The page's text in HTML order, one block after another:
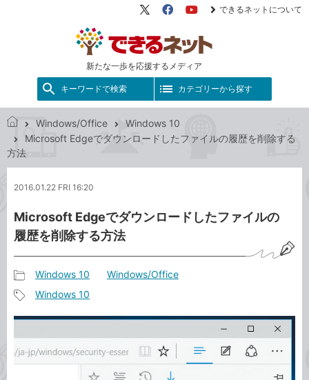
新たな一歩を応援するメディア
X（旧
FacebookYouTube
できるネットについて
キーワードで検索 カテゴリーから探す
で
き
ッ
Windows/Office
Windows 10
Microsoft Edgeでダウンロードしたファイルの履歴を削除する
方法
2016.01.22 FRI 16:20
Microsoft Edgeでダウンロードしたファイルの
履歴を削除する方法
事
カ
テ
ゴ
Windows 10 Windows/Office
事
タ
グ
Windows 10